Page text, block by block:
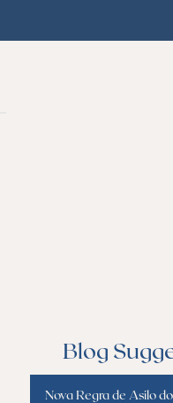
Blog
Nova Regra de Asilo